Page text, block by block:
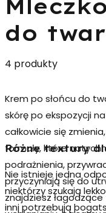
do
4 produkty
Krem po słońcu do
skórę po ekspozycji
całkowicie się
formuły, które
podrażnienia,
przyczyniają się do
znajdziesz
Różne textury
Nie istnieje jedna
niektórzy szukają
inni potrzebują